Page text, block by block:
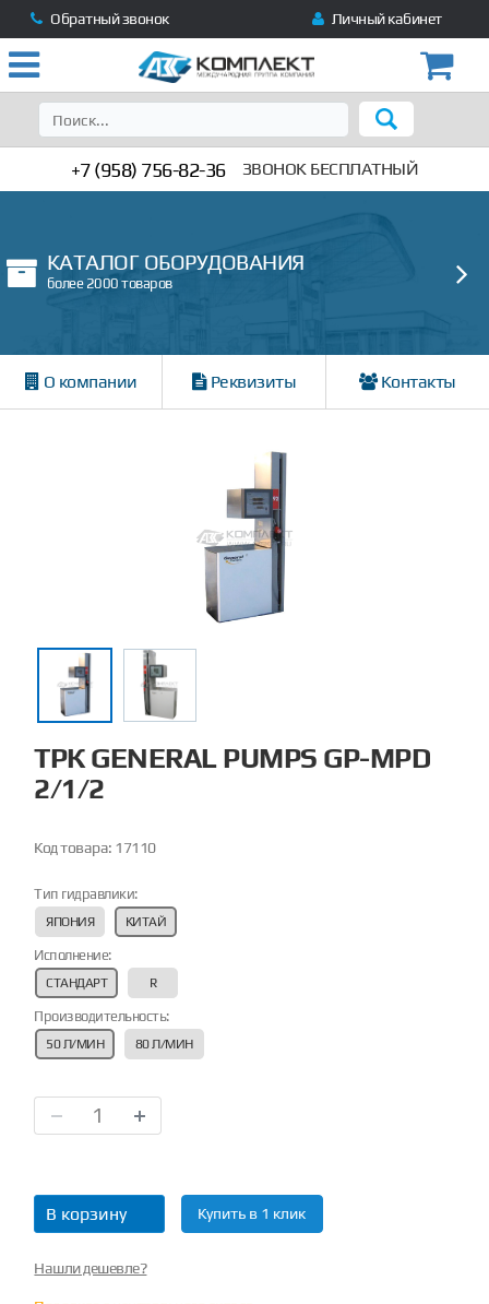
Обратный звонок Личный кабинет
+7 (958) 756-82-36 ЗВОНОК БЕСПЛАТНЫЙ
КАТАЛОГ ОБОРУДОВАНИЯ
более 2000 товаров
О компании Реквизиты Контакты
ТРК GENERAL PUMPS GP-MPD
2/1/2
Код товара: 17110
Тип гидравлики:
ЯПОНИЯ КИТАЙ
Исполнение:
СТАНДАРТ R
Производительность:
50 Л/МИН 80 Л/МИН
В корзину Купить в 1 клик
Нашли дешевле?